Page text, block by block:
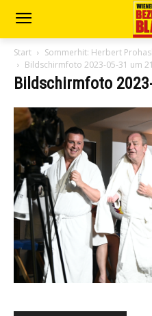
Start
Sommerhit: Herbert
Bildschirmfoto 2023-05-31 um
Bildschirmfoto